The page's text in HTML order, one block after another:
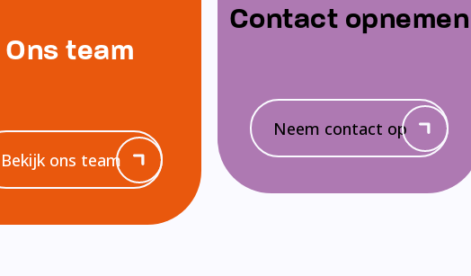
Ons team
Bekijk ons team
Contact opnemen
Neem contact op